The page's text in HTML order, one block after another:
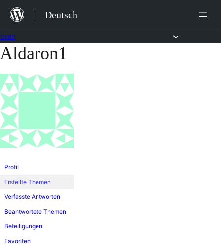
Zum
Inhalt
springen
Deutsch
Zum
springen
Aldaron1
Profil
Erstellte Themen
Verfasste Antworten
Beantwortete Themen
Beteiligungen
Favoriten